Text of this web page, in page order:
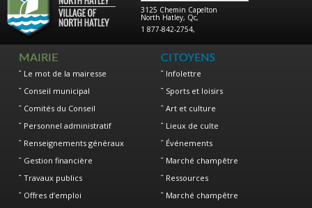
3125 Chemin Capelton
North Hatley, Qc,
1 877-842-2754,
MAIRIE
Le mot de la mairesse
Conseil municipal
Comités du Conseil
Personnel administratif
Renseignements généraux
Gestion financière
Travaux publics
Offres d’emploi
CITOYENS
Infolettre
Sports et loisirs
Art et culture
Lieux de culte
Événements
Marché champêtre
Ressources
Marché champêtre